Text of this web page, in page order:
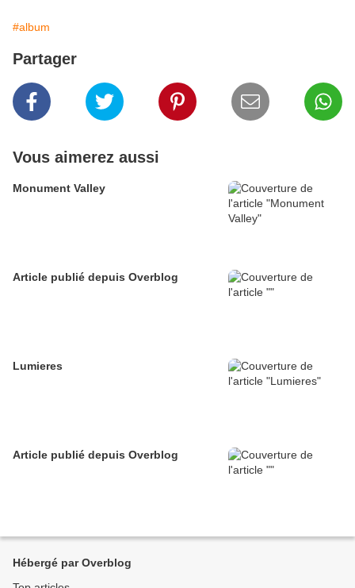
#album
Partager
Vous aimerez aussi
Monument Valley
Article publié depuis Overblog
Lumieres
Article publié depuis Overblog
Hébergé par Overblog